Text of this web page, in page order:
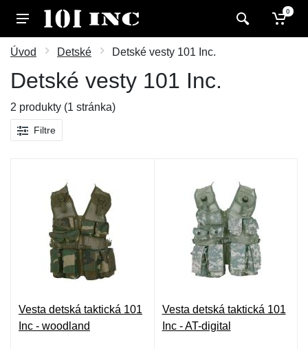
0
Úvod Detské Detské vesty 101 Inc.
Detské vesty 101 Inc.
2 produkty (1 stránka)
Filtre
Vesta detská taktická 101
Inc - woodland
Vesta detská taktická 101
Inc - AT-digital